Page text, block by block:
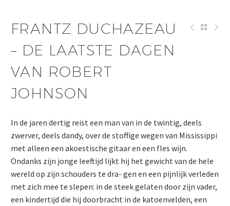
FRANTZ DUCHAZEAU
– DE LAATSTE DAGEN
VAN ROBERT
JOHNSON
In de jaren dertig reist een man van in de twintig, deels
zwerver, deels dandy, over de stoffige wegen van Mississippi
met alleen een akoestische gitaar en een fles wijn.
Ondanks zijn jonge leeftijd lijkt hij het gewicht van de hele
wereld op zijn schouders te dra- gen en een pijnlijk verleden
met zich mee te slepen: in de steek gelaten door zijn vader,
een kindertijd die hij doorbracht in de katoenvelden, een